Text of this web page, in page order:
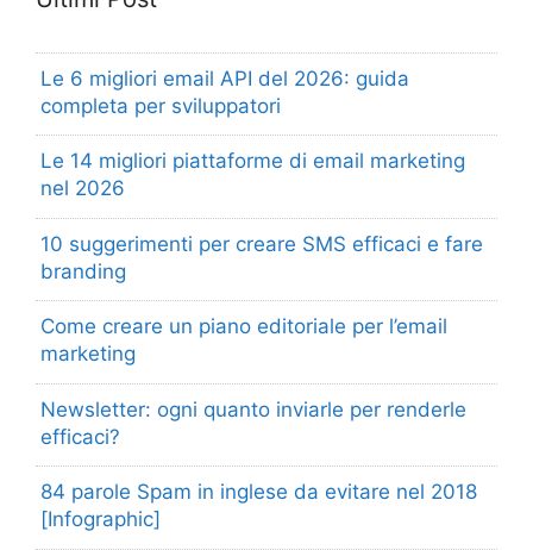
Le 6 migliori email API del 2026: guida
completa per sviluppatori
Le 14 migliori piattaforme di email marketing
nel 2026
10 suggerimenti per creare SMS efficaci e fare
branding
Come creare un piano editoriale per l’email
marketing
Newsletter: ogni quanto inviarle per renderle
efficaci?
84 parole Spam in inglese da evitare nel 2018
[Infographic]